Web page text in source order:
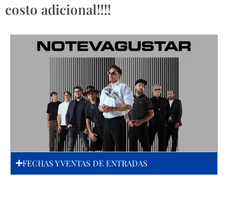
costo adicional!!!!
FECHAS Y VENTAS DE ENTRADAS